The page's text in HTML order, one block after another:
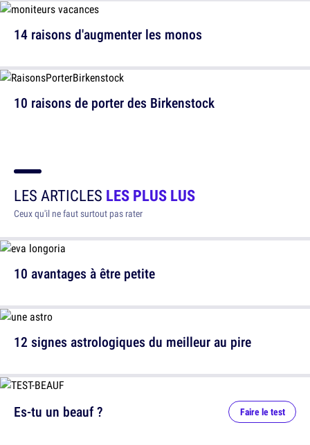
14 raisons d'augmenter les monos
10 raisons de porter des Birkenstock
LES ARTICLES LES PLUS LUS
Ceux qu'il ne faut surtout pas rater
10 avantages à être petite
12 signes astrologiques du meilleur au pire
Es-tu un beauf ? Faire le test